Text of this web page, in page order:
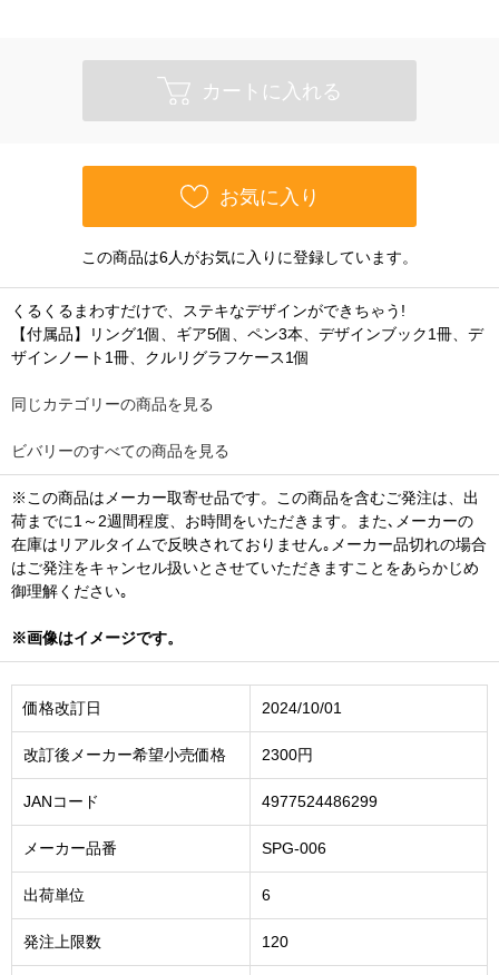
カートに入れる
お気に入り
この商品は6人がお気に入りに登録しています。
くるくるまわすだけで、ステキなデザインができちゃう!
【付属品】リング1個、ギア5個、ペン3本、デザインブック1冊、デ
ザインノート1冊、クルリグラフケース1個
同じカテゴリーの商品を見る
ビバリーのすべての商品を見る
※この商品はメーカー取寄せ品です。この商品を含むご発注は、出
荷までに1～2週間程度、お時間をいただきます。また､メーカーの
在庫はリアルタイムで反映されておりません｡メーカー品切れの場合
はご発注をキャンセル扱いとさせていただきますことをあらかじめ
御理解ください｡
※画像はイメージです。
価格改訂日 2024/10/01
改訂後メーカー希望小売価格 2300円
JANコード 4977524486299
メーカー品番 SPG-006
出荷単位 6
発注上限数 120